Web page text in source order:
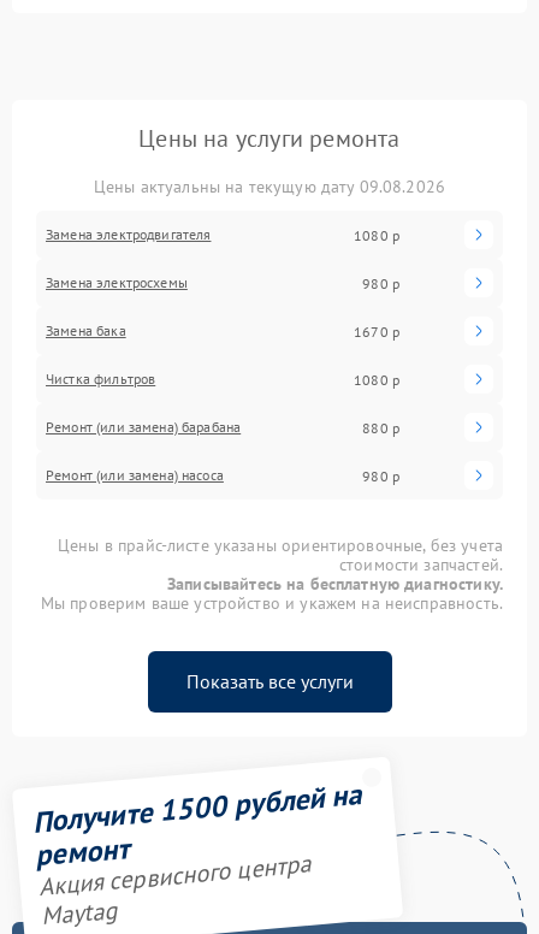
Цены на услуги ремонта
Цены актуальны на текущую дату 09.08.2026
Замена электродвигателя 1080 р
Замена электросхемы 980 р
Замена бака 1670 р
Чистка фильтров 1080 р
Ремонт (или замена) барабана 880 р
Ремонт (или замена) насоса 980 р
Цены в прайс-листе указаны ориентировочные, без учета
стоимости запчастей.
Записывайтесь на бесплатную диагностику.
Мы проверим ваше устройство и укажем на неисправность.
Показать все услуги
Получите 1500 рублей на
ремонт
Акция сервисного центра
Maytag